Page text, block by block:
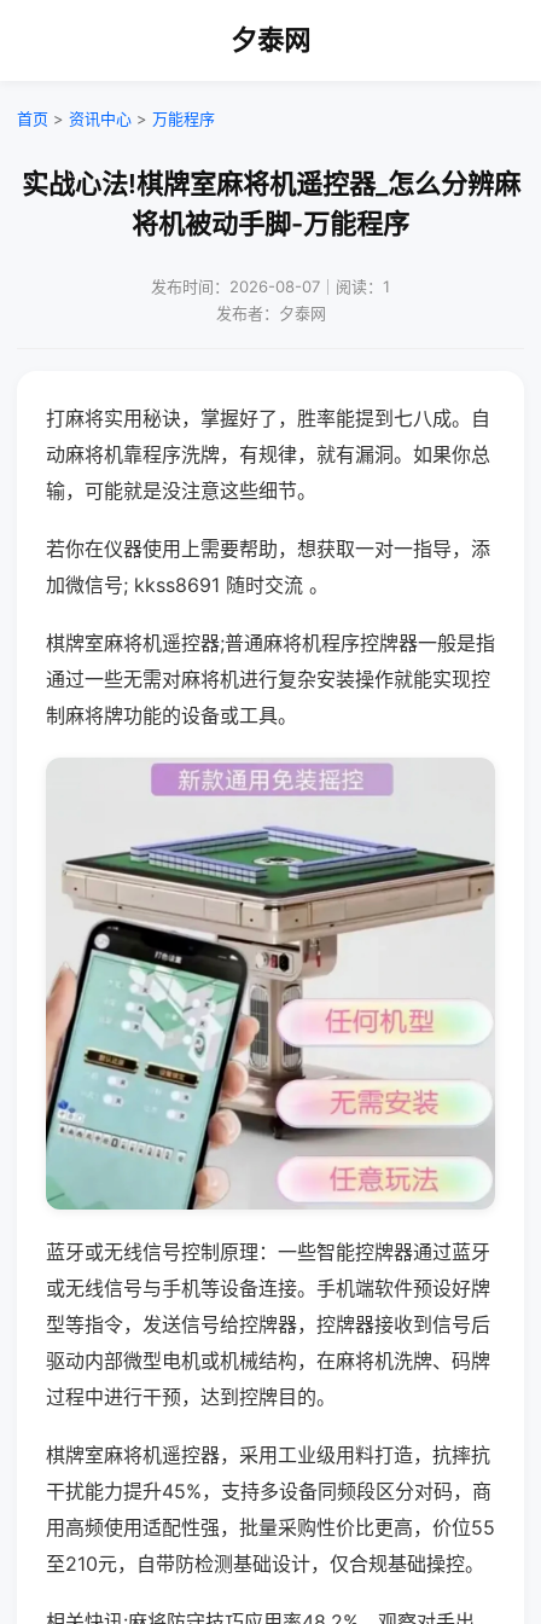
夕泰网
首页 > 资讯中心 > 万能程序
实战心法!棋牌室麻将机遥控器_怎么分辨麻
将机被动手脚-万能程序
发布时间：2026-08-07｜阅读：1
发布者：夕泰网
打麻将实用秘诀，掌握好了，胜率能提到七八成。自
动麻将机靠程序洗牌，有规律，就有漏洞。如果你总
输，可能就是没注意这些细节。
若你在仪器使用上需要帮助，想获取一对一指导，添
加微信号; kkss8691 随时交流 。
棋牌室麻将机遥控器;普通麻将机程序控牌器一般是指
通过一些无需对麻将机进行复杂安装操作就能实现控
制麻将牌功能的设备或工具。
蓝牙或无线信号控制原理：一些智能控牌器通过蓝牙
或无线信号与手机等设备连接。手机端软件预设好牌
型等指令，发送信号给控牌器，控牌器接收到信号后
驱动内部微型电机或机械结构，在麻将机洗牌、码牌
过程中进行干预，达到控牌目的。
棋牌室麻将机遥控器，采用工业级用料打造，抗摔抗
干扰能力提升45%，支持多设备同频段区分对码，商
用高频使用适配性强，批量采购性价比更高，价位55
至210元，自带防检测基础设计，仅合规基础操控。